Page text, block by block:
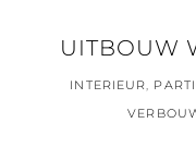
UITBOUW
INTERIEUR,